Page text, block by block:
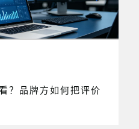
？品牌方如何把评价